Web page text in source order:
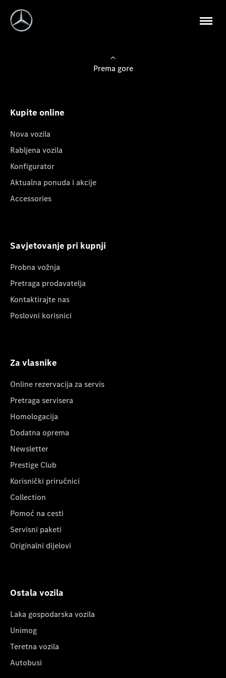
Prema gore
Kupite online
Nova vozila
Rabljena vozila
Konfigurator
Aktualna ponuda i akcije
Accessories
Savjetovanje pri kupnji
Probna vožnja
Pretraga prodavatelja
Kontaktirajte nas
Poslovni korisnici
Za vlasnike
Online rezervacija za servis
Pretraga servisera
Homologacija
Dodatna oprema
Newsletter
Prestige Club
Korisnički priručnici
Collection
Pomoć na cesti
Servisni paketi
Originalni dijelovi
Ostala vozila
Laka gospodarska vozila
Unimog
Teretna vozila
Autobusi